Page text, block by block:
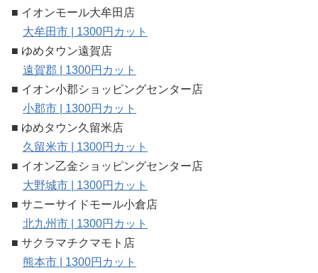
■ イオンモール大牟田店
大牟田市 | 1300円カット
■ ゆめタウン遠賀店
遠賀郡 | 1300円カット
■ イオン小郡ショッピングセンター店
小郡市 | 1300円カット
■ ゆめタウン久留米店
久留米市 | 1300円カット
■ イオン乙金ショッピングセンター店
大野城市 | 1300円カット
■ サニーサイドモール小倉店
北九州市 | 1300円カット
■ サクラマチクマモト店
熊本市 | 1300円カット